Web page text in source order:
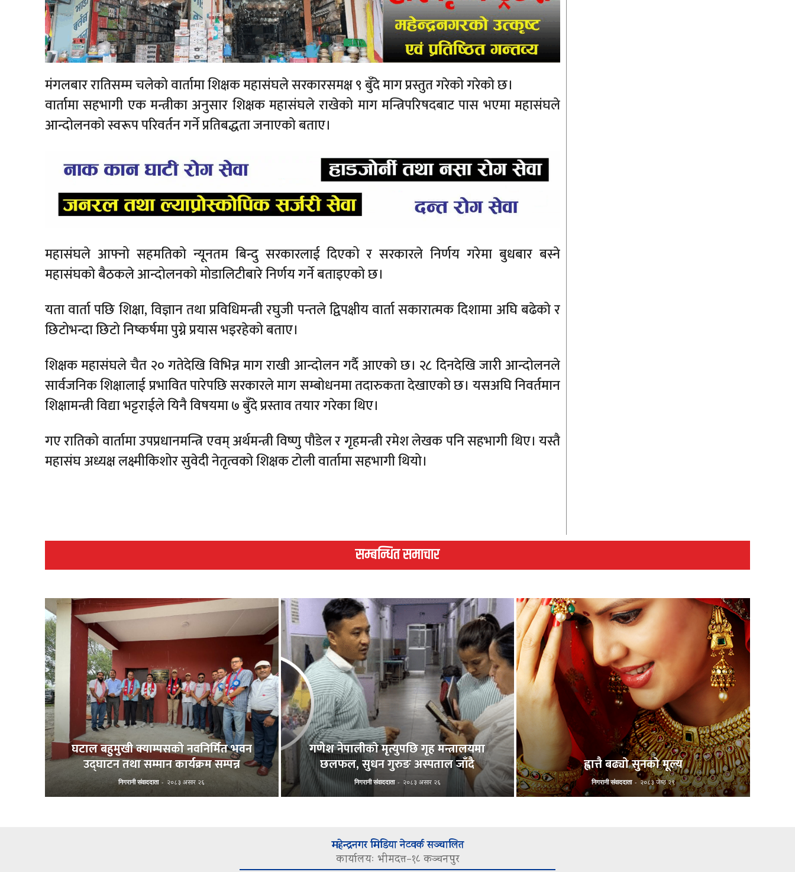
मंगलबार रातिसम्म चलेको वार्तामा शिक्षक महासंघले सरकारसमक्ष ९ बुँदे माग प्रस्तुत गरेको गरेको छ।
वार्तामा सहभागी एक मन्त्रीका अनुसार शिक्षक महासंघले राखेको माग मन्त्रिपरिषदबाट पास भएमा महासंघले
आन्दोलनको स्वरूप परिवर्तन गर्ने प्रतिबद्धता जनाएको बताए।
महासंघले आफ्नो सहमतिको न्यूनतम बिन्दु सरकारलाई दिएको र सरकारले निर्णय गरेमा बुधबार बस्ने
महासंघको बैठकले आन्दोलनको मोडालिटीबारे निर्णय गर्ने बताइएको छ।
यता वार्ता पछि शिक्षा, विज्ञान तथा प्रविधिमन्त्री रघुजी पन्तले द्विपक्षीय वार्ता सकारात्मक दिशामा अघि बढेको र
छिटोभन्दा छिटो निष्कर्षमा पुग्ने प्रयास भइरहेको बताए।
शिक्षक महासंघले चैत २० गतेदेखि विभिन्न माग राखी आन्दोलन गर्दै आएको छ। २८ दिनदेखि जारी आन्दोलनले
सार्वजनिक शिक्षालाई प्रभावित पारेपछि सरकारले माग सम्बोधनमा तदारुकता देखाएको छ। यसअघि निवर्तमान
शिक्षामन्त्री विद्या भट्टराईले यिनै विषयमा ७ बुँदे प्रस्ताव तयार गरेका थिए।
गए रातिको वार्तामा उपप्रधानमन्त्रि एवम् अर्थमन्त्री विष्णु पौडेल र गृहमन्त्री रमेश लेखक पनि सहभागी थिए। यस्तै
महासंघ अध्यक्ष लक्ष्मीकिशोर सुवेदी नेतृत्वको शिक्षक टोली वार्तामा सहभागी थियो।
सम्बन्धित समाचार
घटाल बहुमुखी क्याम्पसको नवनिर्मित भवन
उद्घाटन तथा सम्मान कार्यक्रम सम्पन्न
निगरानी संवाददाता - २०८३ असार २६
गणेश नेपालीको मृत्युपछि गृह मन्त्रालयमा
छलफल, सुधन गुरुङ अस्पताल जाँदै
निगरानी संवाददाता - २०८३ असार २६
ह्वात्तै बढ्यो सुनको मूल्य
निगरानी संवाददाता - २०८३ जेष्ठ २९
महेन्द्रनगर मिडिया नेटवर्क सञ्चालित
कार्यालयः भीमदत्त–१८ कञ्चनपुर